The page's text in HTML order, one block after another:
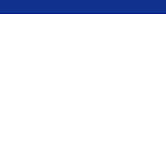
清掃事業 -swell-